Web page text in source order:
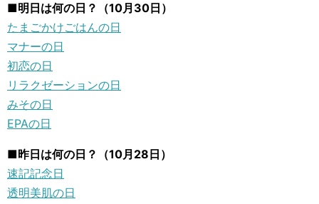
■明日は何の日？（10月30日）
たまごかけごはんの日
マナーの日
初恋の日
リラクゼーションの日
みその日
EPAの日
■昨日は何の日？（10月28日）
速記記念日
透明美肌の日